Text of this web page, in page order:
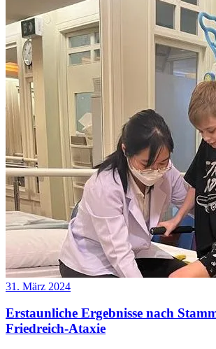
31. März 2024
Erstaunliche Ergebnisse nach
Friedreich-Ataxie